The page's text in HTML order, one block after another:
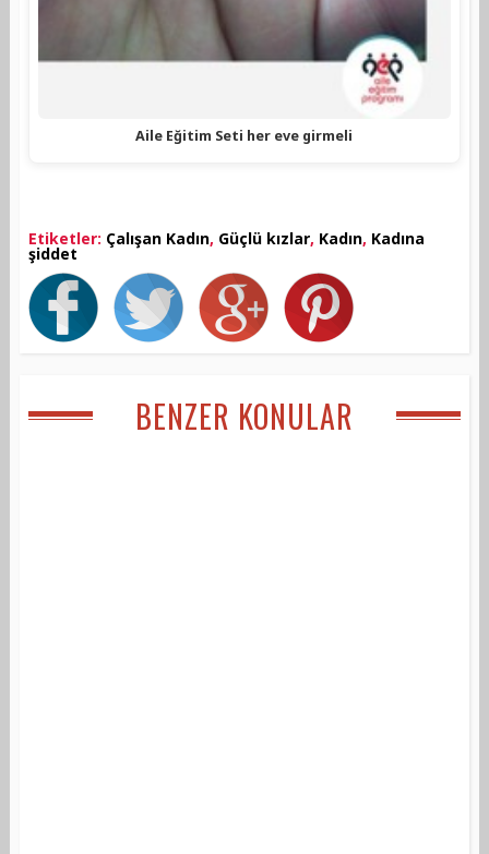
Aile Eğitim Seti her eve girmeli
Etiketler: Çalışan Kadın, Güçlü kızlar, Kadın, Kadına
şiddet
BENZER KONULAR